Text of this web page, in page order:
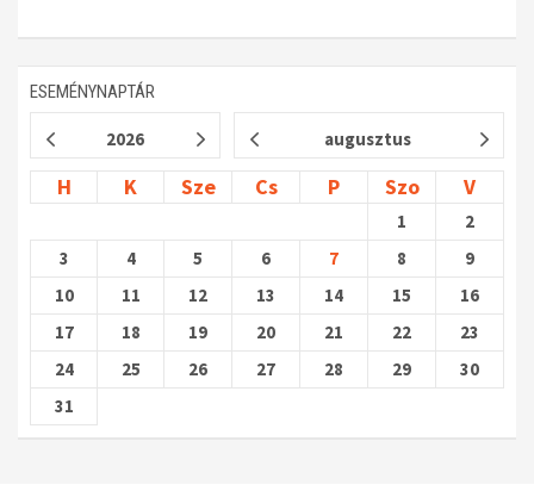
ESEMÉNYNAPTÁR
2026 augusztus
H K Sze Cs P Szo V
1
2
3
4 5 6 7 8
9
10
11 12 13 14 15
16
17
18 19 20 21 22
23
24
25 26 27 28 29
30
31